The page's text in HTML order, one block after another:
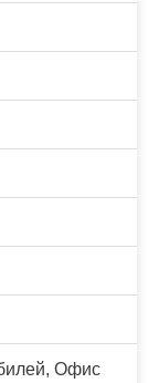
Офис